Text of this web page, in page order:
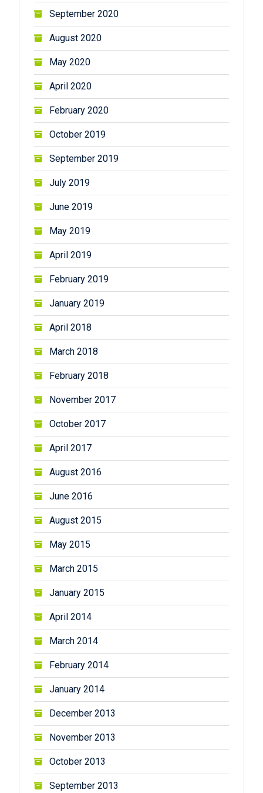
September 2020
August 2020
May 2020
April 2020
February 2020
October 2019
September 2019
July 2019
June 2019
May 2019
April 2019
February 2019
January 2019
April 2018
March 2018
February 2018
November 2017
October 2017
April 2017
August 2016
June 2016
August 2015
May 2015
March 2015
January 2015
April 2014
March 2014
February 2014
January 2014
December 2013
November 2013
October 2013
September 2013